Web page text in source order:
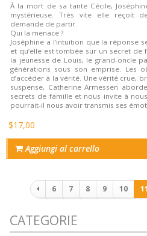
À la mort de sa tante Cécile,
mystérieuse. Très vite elle reçoit
demande de partir.
Qui la menace ?
Joséphine a l’intuition que la réponse
et qu’elle est tombée sur un secret
la jeunesse de Louis, le grand-oncle
générations sous son emprise. Les
d’accéder à la vérité. Une vérité crue,
suspense, Catherine Armessen
secrets de famille et nous invite à
pourrait-il nous avoir transmis ses
$17,00
Aggiungi al carrello
Paginazione
6 7 8 9 10 11
CATEGORIE